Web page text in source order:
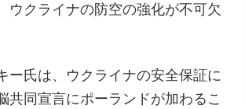
ウクライナの防空の強化が不可欠
ー氏は、ウクライナの安全保証に
共同宣言にポーランドが加わるこ